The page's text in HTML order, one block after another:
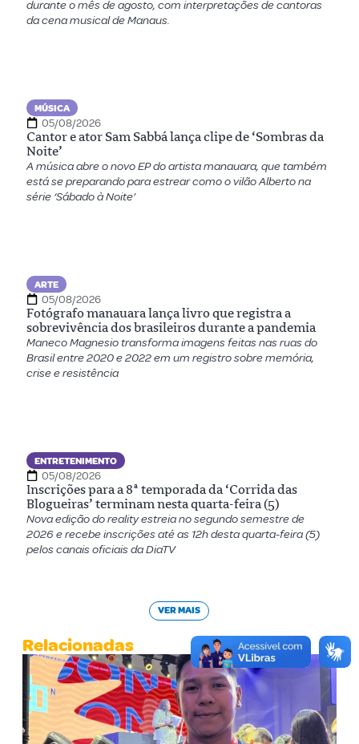
durante o mês de agosto, com interpretações de cantoras
da cena musical de Manaus.
MÚSICA
05/08/2026
Cantor e ator Sam Sabbá lança clipe de ‘Sombras da
Noite’
A música abre o novo EP do artista manauara, que também
está se preparando para estrear como o vilão Alberto na
série ‘Sábado à Noite’
ARTE
05/08/2026
Fotógrafo manauara lança livro que registra a
sobrevivência dos brasileiros durante a pandemia
Maneco Magnesio transforma imagens feitas nas ruas do
Brasil entre 2020 e 2022 em um registro sobre memória,
crise e resistência
ENTRETENIMENTO
05/08/2026
Inscrições para a 8ª temporada da ‘Corrida das
Blogueiras’ terminam nesta quarta-feira (5)
Nova edição do reality estreia no segundo semestre de
2026 e recebe inscrições até as 12h desta quarta-feira (5)
pelos canais oficiais da DiaTV
VER MAIS
Relacionadas